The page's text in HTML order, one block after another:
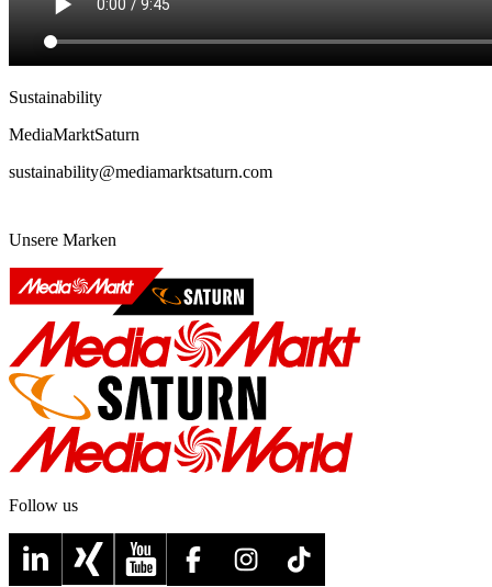
Sustainability
MediaMarktSaturn
sustainability@mediamarktsaturn.com
Unsere Marken
Follow us